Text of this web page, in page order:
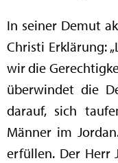
In seiner Demut
Christi Erklärung:
wir die
überwindet die
darauf, sich
Männer im
erfüllen. Der Herr